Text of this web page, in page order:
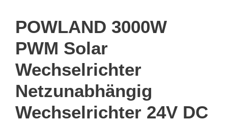
POWLAND 3000W
PWM Solar
Wechselrichter
Netzunabhängig
Wechselrichter 24V DC